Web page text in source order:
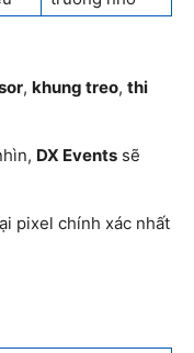
, khung treo, thi
DX Events sẽ
pixel chính xác nhất